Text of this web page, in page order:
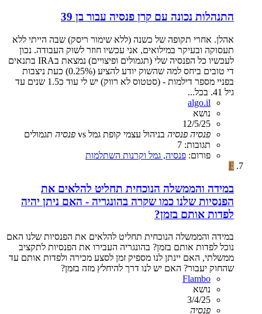
התנהלות נכונה עם קרן פנסיה עבור בן 39
אהלן. אחרי תקופה של כשנה (ללא שימור ריסק) שבה הייתי ללא
תעסוקה ובעיקר במילואים, אני עכשיו חוזר לשוק העבודה. נכון
לעכשיו כל הפנסיה שלי (תגמולים ופיצויים) נמצאת בIRA בתנאים
די טובים ביחס למה שהשוק יודע להציע (0.25%) כעת ניצבות
בפניי מספר דילמות - (סטטוס לא רווק) יש לי עוד כ1.5 שנים עד
גיל 41. בכל...
algo.il
נושא
12/5/25
פנסיה פנסיה בניהול עצמי קופת גמל vs פנסיה תגמולים
תגובות: 7
פורום: פנסיה, גמל וקרנות השתלמות
F
במידה והממשלה הנוכחית תחליט להלאים את
הפנסיות שלנו כמו שקרה בהונגריה - האם ניתן יהיה
לפדות אותם בזמן?
במידה והממשלה הנוכחית תחליט להלאים את הפנסיות שלנו האם
נוכל לפדות אותם בזמן? בהונגריה העבירו את הפנסיות לתקציב
ממשלתי, האם יינתן לנו מספיק זמן לסצע מכירה ולפדות אותם עד
שהחוק יעבור? האם יש לנו דרך להיחלץ מזה בזמן?
Flambo
נושא
3/4/25
פנסיה